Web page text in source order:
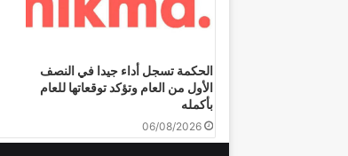
الحكمة تسجل أداء جيدا في النصف
الأول من العام وتؤكد توقعاتها للعام
بأكمله
06/08/2026